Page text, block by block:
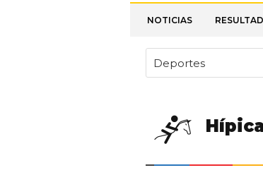
NOTICIAS
Deportes